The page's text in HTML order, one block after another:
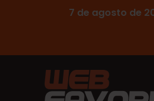
7 de agosto de